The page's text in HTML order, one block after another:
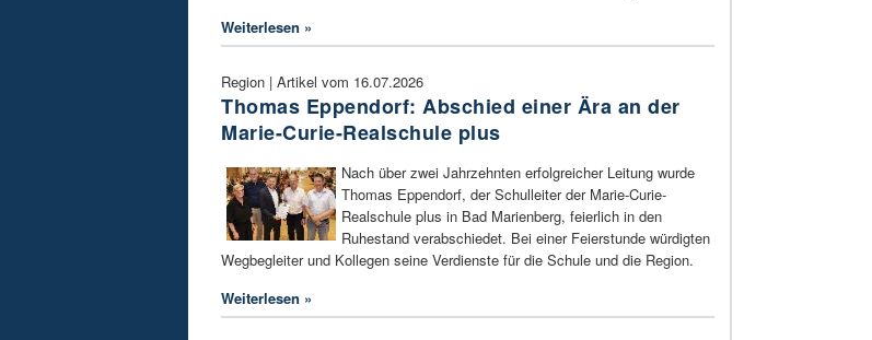
Weiterlesen »
Region | Artikel vom 16.07.2026
Thomas Eppendorf: Abschied einer Ära an der
Marie-Curie-Realschule plus
Nach über zwei Jahrzehnten erfolgreicher Leitung wurde
Thomas Eppendorf, der Schulleiter der Marie-Curie-
Realschule plus in Bad Marienberg, feierlich in den
Ruhestand verabschiedet. Bei einer Feierstunde würdigten
Wegbegleiter und Kollegen seine Verdienste für die Schule und die Region.
Weiterlesen »